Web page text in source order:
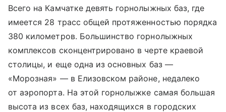
Всего на Камчатке девять горнолыжных баз, где
имеется 28 трасс общей протяженностью порядка
380 километров. Большинство горнолыжных
комплексов сконцентрировано в черте краевой
столицы, и еще одна из основных баз —
«Морозная» — в Елизовском районе, недалеко
от аэропорта. На этой горнолыжке самая большая
высота из всех баз, находящихся в городских